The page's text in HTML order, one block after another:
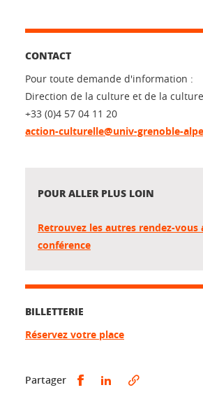
CONTACT
Pour toute demande d'information :
Direction de la culture et de la
+33 (0)4 57 04 11 20
action-culturelle@univ-grenoble-
POUR ALLER PLUS LOIN
Retrouvez les autres rendez-
conférence
BILLETTERIE
Réservez votre place
Partager Partager sur Facebook
Partager sur